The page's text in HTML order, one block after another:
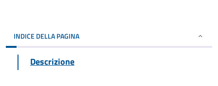
INDICE DELLA PAGINA
Descrizione